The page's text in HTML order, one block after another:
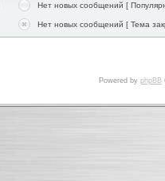
Нет новых сообщений [
Нет новых сообщений [ Тема
Powered by phpBB